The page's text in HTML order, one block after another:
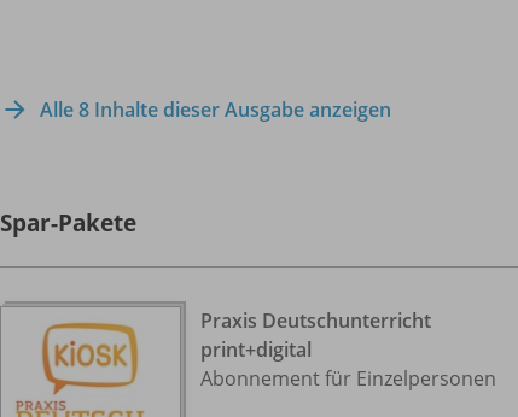
Alle 8 Inhalte dieser Ausgabe anzeigen
Spar-Pakete
Praxis Deutschunterricht
print+digital
Abonnement für Einzelpersonen